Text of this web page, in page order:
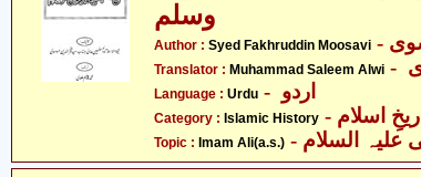
وسلم
Author : Syed Fakhruddin Moosavi
Translator : Muhammad Saleem Alwi
Language : Urdu
Category : Islamic History اسلام
Topic : Imam Ali(a.s.) علیہ السلام